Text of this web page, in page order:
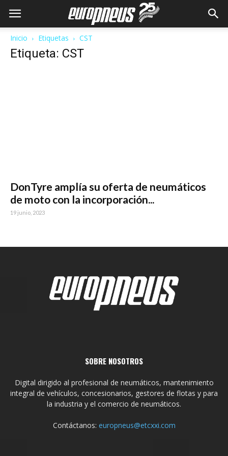
Inicio Etiquetas CST
Etiqueta: CST
DonTyre amplía su oferta de neumáticos
de moto con la incorporación...
19 junio, 2023
SOBRE NOSOTROS
Digital dirigido al profesional de neumáticos, mantenimiento
integral de vehículos, concesionarios, gestores de flotas y para
la industria y el comercio de neumáticos.
Contáctanos: europneus@etcxxi.com